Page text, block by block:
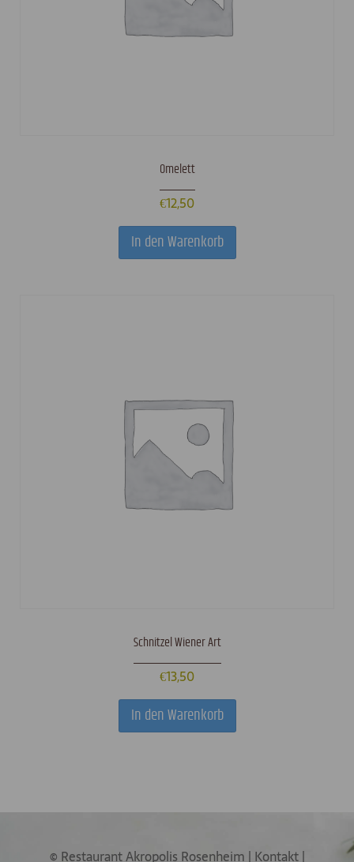
Omelett
€12,50
In den Warenkorb
Schnitzel Wiener Art
€13,50
In den Warenkorb
© Restaurant Akropolis Rosenheim | Kontakt|